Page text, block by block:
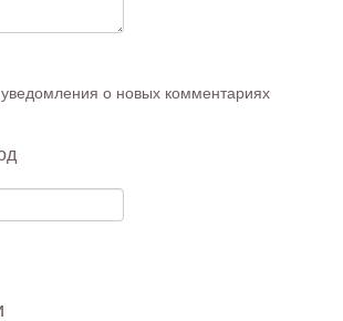
о новых комментариях